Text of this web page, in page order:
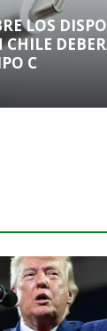
LOS
C